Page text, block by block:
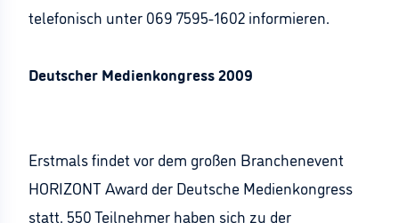
telefonisch unter 069 7595-1602 informieren.
Deutscher Medienkongress 2009
Erstmals findet vor dem großen Branchenevent
HORIZONT Award der Deutsche Medienkongress
statt. 550 Teilnehmer haben sich zu der